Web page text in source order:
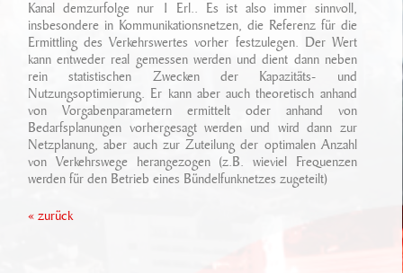
Kanal demzurfolge nur 1 Erl.. Es ist also immer sinnvoll,
insbesondere in Kommunikationsnetzen, die Referenz für die
Ermittling des Verkehrswertes vorher festzulegen. Der Wert
kann entweder real gemessen werden und dient dann neben
rein statistischen Zwecken der Kapazitäts- und
Nutzungsoptimierung. Er kann aber auch theoretisch anhand
von Vorgabenparametern ermittelt oder anhand von
Bedarfsplanungen vorhergesagt werden und wird dann zur
Netzplanung, aber auch zur Zuteilung der optimalen Anzahl
von Verkehrswege herangezogen (z.B. wieviel Frequenzen
werden für den Betrieb eines Bündelfunknetzes zugeteilt)
« zurück